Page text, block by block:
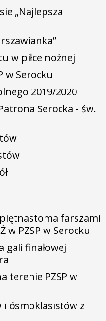
„Najlepsza
w piłce nożnej
w Serocku
2019/2020
Serocka - św.
farszami
w PZSP w Serocku
gali finałowej
terenie PZSP w
i ósmoklasistów z